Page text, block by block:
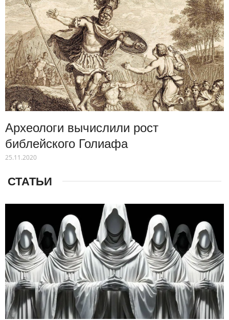
Археологи вычислили рост
библейского Голиафа
25.11.2020
СТАТЬИ